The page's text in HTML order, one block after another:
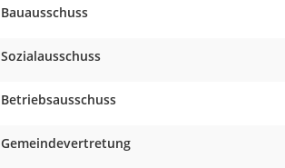
Bauausschuss
Sozialausschuss
Betriebsausschuss
Gemeindevertretung